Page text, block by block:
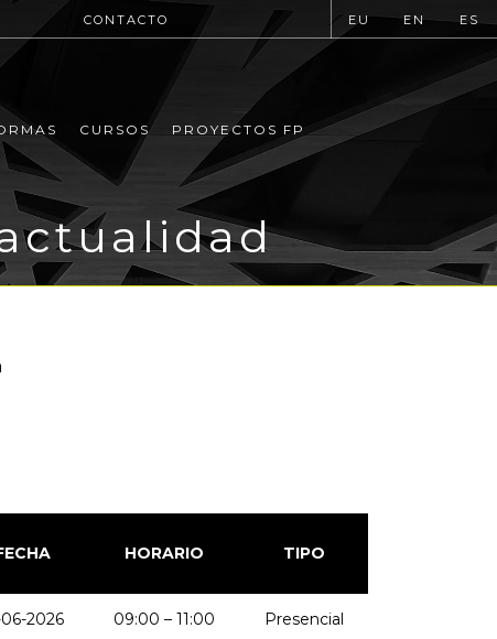
CONTACTO EU EN ES
CURSOS PROYECTOS FP
HORARIO TIPO
06-2026 09:00 – 11:00 Presencial